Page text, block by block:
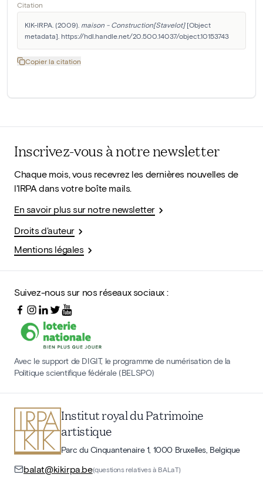
Citation
KIK-IRPA. (2009). maison - Construction[Stavelot] [Object
metadata]. https://hdl.handle.net/20.500.14037/object.10153743
Copier la citation
Inscrivez-vous à notre newsletter
Chaque mois, vous recevrez les dernières nouvelles de
l'IRPA dans votre boîte mails.
En savoir plus sur notre newsletter
Droits d'auteur
Mentions légales
Suivez-nous sur nos réseaux sociaux :
Avec le support de DIGIT, le programme de numérisation de la
Politique scientifique fédérale (BELSPO)
Institut royal du Patrimoine
artistique
Parc du Cinquantenaire 1, 1000 Bruxelles, Belgique
balat@kikirpa.be(questions relatives à BALaT)